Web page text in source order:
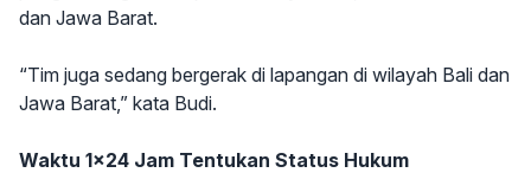
dan Jawa Barat.
“Tim juga sedang bergerak di lapangan di wilayah Bali dan
Jawa Barat,” kata Budi.
Waktu 1x24 Jam Tentukan Status Hukum